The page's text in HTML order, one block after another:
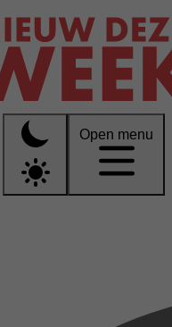
Open menu